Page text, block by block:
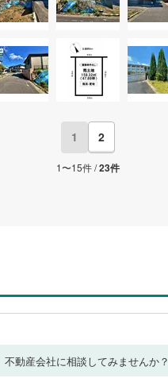
1 2
1〜15件 /23件
動産会社に相談してみませんか？